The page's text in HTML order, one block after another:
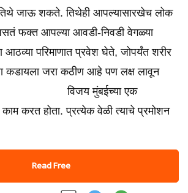
तिथे जाऊ शकते. तिथेही आपल्यासारखेच लोक
फक्त आपल्या आवडी-निवडी वेगळ्या
परिमाणात प्रवेश घेते, जोपर्यंत शरीर
जरा कठीण आहे पण लक्ष लावून
विजय मुंबईच्या एक
करत होता. प्रत्येक वेळी त्याचे प्रमोशन
Read Free